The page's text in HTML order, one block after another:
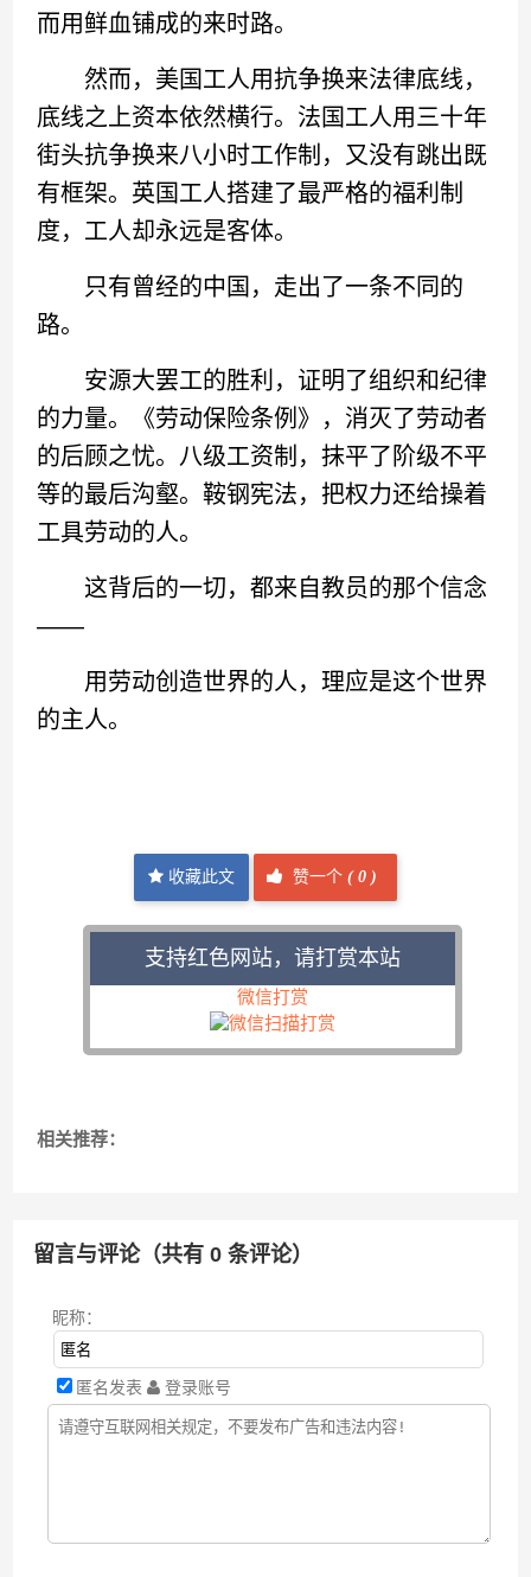
而用鲜血铺成的来时路。
然而，美国工人用抗争换来法律底线，
底线之上资本依然横行。法国工人用三十年
街头抗争换来八小时工作制，又没有跳出既
有框架。英国工人搭建了最严格的福利制
度，工人却永远是客体。
只有曾经的中国，走出了一条不同的
路。
安源大罢工的胜利，证明了组织和纪律
的力量。《劳动保险条例》，消灭了劳动者
的后顾之忧。八级工资制，抹平了阶级不平
等的最后沟壑。鞍钢宪法，把权力还给操着
工具劳动的人。
这背后的一切，都来自教员的那个信念
——
用劳动创造世界的人，理应是这个世界
的主人。
收藏此文 赞一个 (0 )
支持红色网站，请打赏本站
微信打赏
相关推荐：
留言与评论（共有0 条评论）
昵称：
匿名发表 登录账号